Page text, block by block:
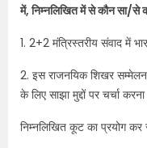
में, निम्नलिखित में से कौन सा/
1. 2+2 मंत्रिस्तरीय संवाद में
2. इस राजनयिक शिखर सम्मेलन
के लिए साझा मुद्दों पर चर्चा
निम्नलिखित कूट का प्रयोग कर